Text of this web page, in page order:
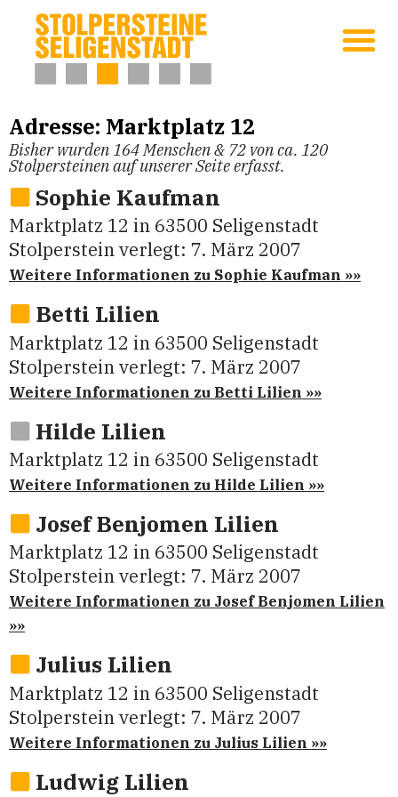
Adresse: Marktplatz 12
Bisher wurden 164 Menschen & 72 von ca. 120
Stolpersteinen auf unserer Seite erfasst.
Sophie Kaufman
Marktplatz 12 in 63500 Seligenstadt
Stolperstein verlegt: 7. März 2007
Weitere Informationen zu Sophie Kaufman »»
Bet­ti Lilien
Marktplatz 12 in 63500 Seligenstadt
Stolperstein verlegt: 7. März 2007
Weitere Informationen zu Bet­ti Lilien »»
Hil­de Lilien
Marktplatz 12 in 63500 Seligenstadt
Weitere Informationen zu Hil­de Lilien »»
Josef Ben­jo­men Lilien
Marktplatz 12 in 63500 Seligenstadt
Stolperstein verlegt: 7. März 2007
Weitere Informationen zu Josef Ben­jo­men Lilien
»»
Juli­us Lilien
Marktplatz 12 in 63500 Seligenstadt
Stolperstein verlegt: 7. März 2007
Weitere Informationen zu Juli­us Lilien »»
Lud­wig Lilien